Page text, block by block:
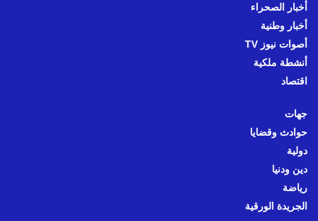
أخبار الصحراء
أخبار وطنية
أصوات نيوز TV
أنشطة ملكية
اقتصاد
جهات
حوادث وقضايا
دولية
دين ودنيا
رياضة
الجريدة الورقية